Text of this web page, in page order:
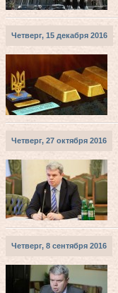
Четверг, 15 декабря 2016
Четверг, 27 октября 2016
Четверг, 8 сентября 2016